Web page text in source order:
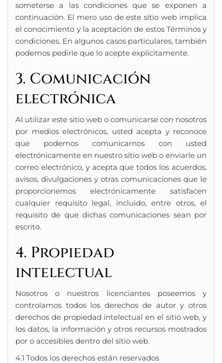
someterse a las condiciones que se exponen a
continuación. El mero uso de este sitio web implica
el conocimiento y la aceptación de estos Términos y
condiciones. En algunos casos particulares, también
podemos pedirle que lo acepte explícitamente.
3. Comunicación
electrónica
Al utilizar este sitio web o comunicarse con nosotros
por medios electrónicos, usted acepta y reconoce
que podemos comunicarnos con usted
electrónicamente en nuestro sitio web o enviarle un
correo electrónico, y acepta que todos los acuerdos,
avisos, divulgaciones y otras comunicaciones que le
proporcionemos electrónicamente satisfacen
cualquier requisito legal, incluido, entre otros, el
requisito de que dichas comunicaciones sean por
escrito.
4. Propiedad
intelectual
Nosotros o nuestros licenciantes poseemos y
controlamos todos los derechos de autor y otros
derechos de propiedad intelectual en el sitio web, y
los datos, la información y otros recursos mostrados
por o accesibles dentro del sitio web.
4.1 Todos los derechos están reservados